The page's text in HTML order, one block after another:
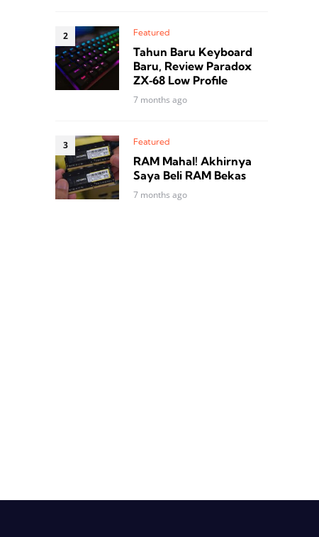
Featured
Tahun Baru Keyboard
Baru, Review Paradox
ZX‑68 Low Profile
7 months ago
Featured
RAM Mahal! Akhirnya
Saya Beli RAM Bekas
7 months ago